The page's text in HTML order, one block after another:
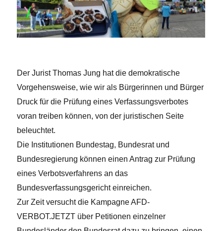
Der Jurist Thomas Jung hat die demokratische
Vorgehensweise, wie wir als Bürgerinnen und Bürger
Druck für die Prüfung eines Verfassungsverbotes
voran treiben können, von der juristischen Seite
beleuchtet.
Die Institutionen Bundestag, Bundesrat und
Bundesregierung können einen Antrag zur Prüfung
eines Verbotsverfahrens an das
Bundesverfassungsgericht einreichen.
Zur Zeit versucht die Kampagne AFD-
VERBOT.JETZT über Petitionen einzelner